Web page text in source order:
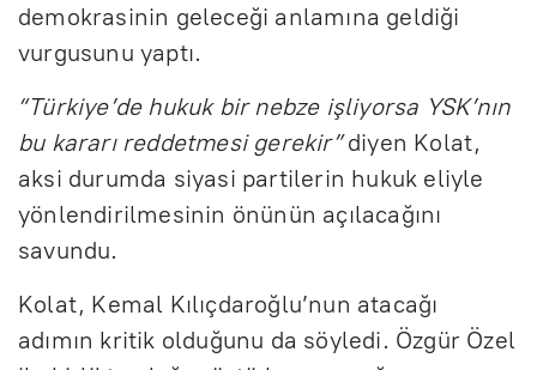
demokrasinin geleceği anlamına geldiği
vurgusunu yaptı.
“Türkiye’de hukuk bir nebze işliyorsa YSK’nın
bu kararı reddetmesi gerekir”diyen Kolat,
aksi durumda siyasi partilerin hukuk eliyle
yönlendirilmesinin önünün açılacağını
savundu.
Kolat, Kemal Kılıçdaroğlu’nun atacağı
adımın kritik olduğunu da söyledi. Özgür Özel